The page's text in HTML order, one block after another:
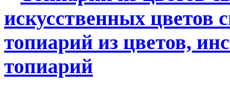
искусственных цветов
топиарий из цветов,
топиарий